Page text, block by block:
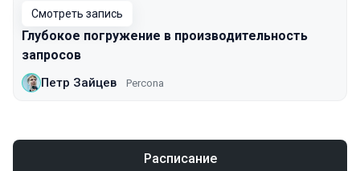
Смотреть запись
Глубокое погружение в производительность
запросов
Петр Зайцев Percona
Расписание